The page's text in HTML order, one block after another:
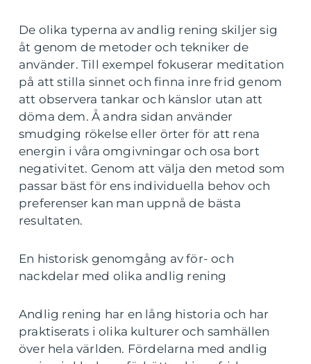
De olika typerna av andlig rening skiljer sig
åt genom de metoder och tekniker de
använder. Till exempel fokuserar meditation
på att stilla sinnet och finna inre frid genom
att observera tankar och känslor utan att
döma dem. Å andra sidan använder
smudging rökelse eller örter för att rena
energin i våra omgivningar och osa bort
negativitet. Genom att välja den metod som
passar bäst för ens individuella behov och
preferenser kan man uppnå de bästa
resultaten.
En historisk genomgång av för- och
nackdelar med olika andlig rening
Andlig rening har en lång historia och har
praktiserats i olika kulturer och samhällen
över hela världen. Fördelarna med andlig